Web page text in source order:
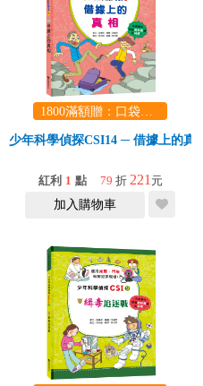
1800滿額贈：口袋玩具一份（隨機出貨） (summer read)
少年科學偵探CSI14 ─ 借據上的真相
紅利 1 點 79 折 221 元
加入購物車